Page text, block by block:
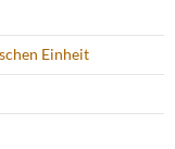
Einheit